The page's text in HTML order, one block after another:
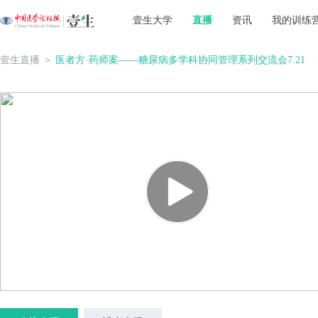
壹生大学 直播 资讯 我的训练
壹生直播 ＞ 医者方·药师案——糖尿病多学科协同管理系列交流会7.21